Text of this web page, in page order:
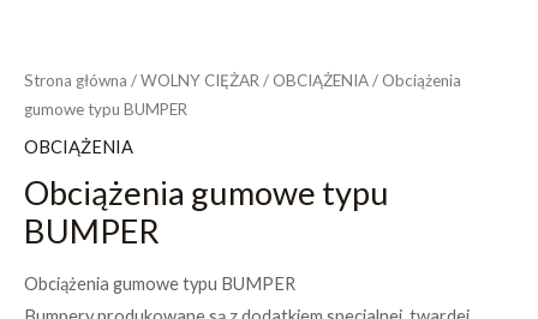
Strona główna /WOLNY CIĘŻAR / OBCIĄŻENIA/ Obciążenia
gumowe typu BUMPER
OBCIĄŻENIA
Obciążenia gumowe typu
BUMPER
Obciążenia gumowe typu BUMPER